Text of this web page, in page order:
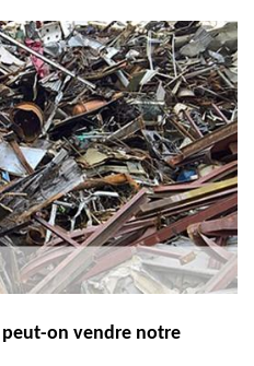
on vendre notre